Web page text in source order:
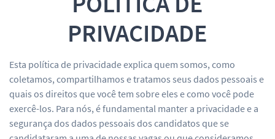
PRIVACIDADE
Esta política de privacidade explica quem somos, como
coletamos, compartilhamos e tratamos seus dados pessoais e
quais os direitos que você tem sobre eles e como você pode
exercê-los. Para nós, é fundamental manter a privacidade e a
segurança dos dados pessoais dos candidatos que se